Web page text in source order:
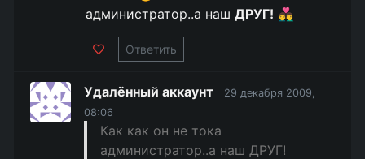
администратор..а нашДРУГ! 👨‍❤️‍👨
Ответить
Удалённый аккаунт
29 декабря 2009,
08:06
Как как он не тока
администратор..а наш ДРУГ!